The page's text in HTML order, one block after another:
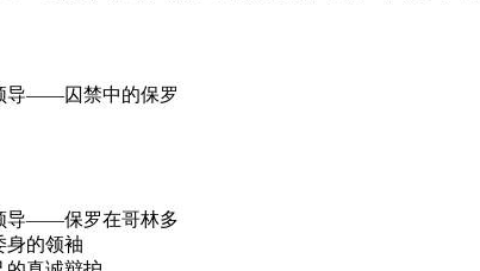
导——囚禁中的保罗
导——保罗在哥林多
身的领袖